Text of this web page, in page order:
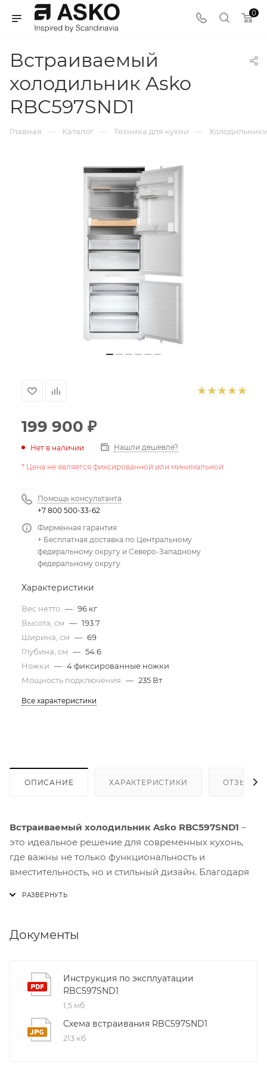
0
Встраиваемый
холодильник Asko
RBC597SND1
Главная — Каталог — Техника для кухни —
199 900 ₽
Нет в наличии Нашли дешевле?
* Цена не является фиксированной или минимальной
Помощь консультанта
+7 800 500-33-62
Фирменная гарантия
+ Бесплатная доставка по Центральному
федеральному округу и Северо-Западному
федеральному округу.
Характеристики
Вес нетто — 96 кг
Высота, см — 193.7
Ширина, см — 69
Глубина, см — 54.6
Ножки — 4 фиксированные ножки
Мощность подключения — 235 Вт
Все характеристики
ОПИСАНИЕ ХАРАКТЕРИСТИКИ ОТЗЫВЫ
Встраиваемый холодильник Asko RBC597SND1 –
это идеальное решение для современных кухонь,
где важны не только функциональность и
вместительность, но и стильный дизайн. Благодаря
производительность.
RBC597SND1 является система «Smart Cooling»,
которая обеспечивает равномерное распределение
холода по всему объёму холодильника. Это
позволяет сохранять свежесть продуктов дольше и
экономить энергию благодаря оптимальному
Документы
Инструкция по эксплуатации
RBC597SND1
1,5 мб
Схема встраивания RBC597SND1
213 кб